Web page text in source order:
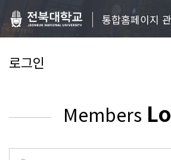
통합홈페이지
로그인
Members